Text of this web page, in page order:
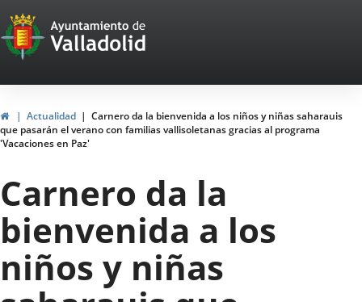
Portal
Web
del
Ayuntamiento
de
Valladolid
HomeActualidad
Carnero da la bienvenida a los niños y niñas saharauis
que pasarán el verano con familias vallisoletanas gracias al programa
'Vacaciones en Paz'
Carnero da la
bienvenida a los
niños y niñas